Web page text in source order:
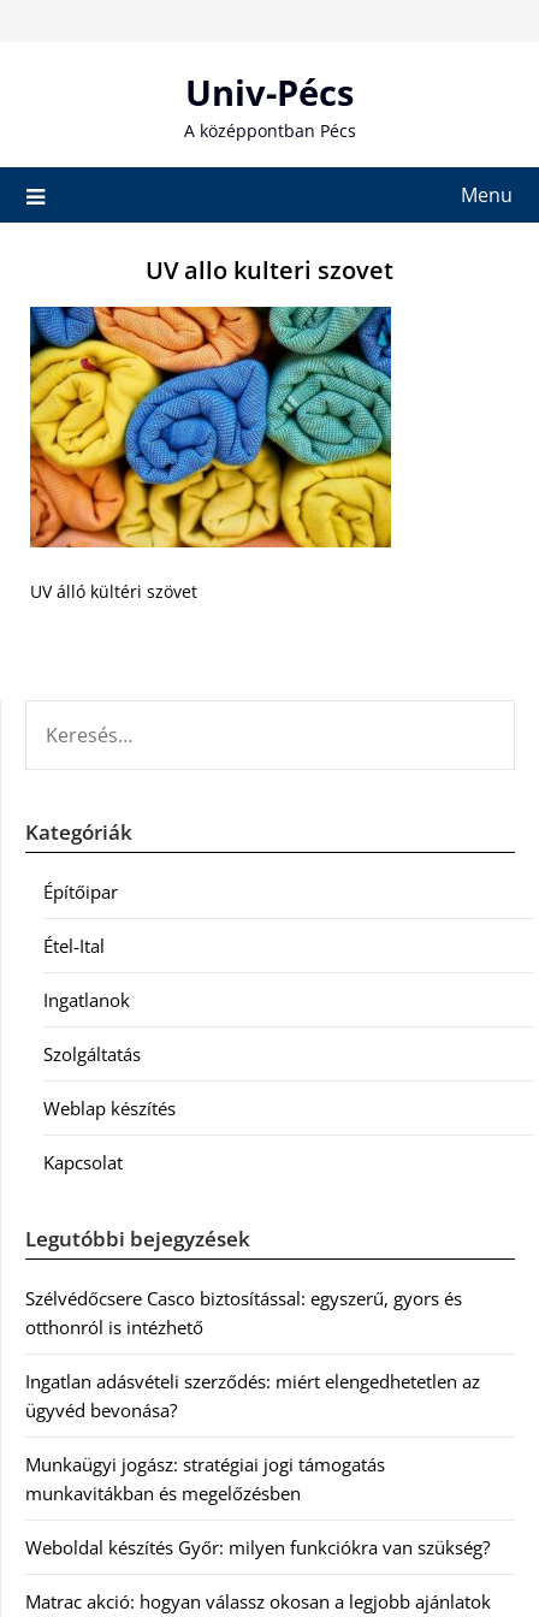
Univ-Pécs
A középpontban Pécs
Menu
UV allo kulteri szovet
UV álló kültéri szövet
Kategóriák
Építőipar
Étel-Ital
Ingatlanok
Szolgáltatás
Weblap készítés
Kapcsolat
Legutóbbi bejegyzések
Szélvédőcsere Casco biztosítással: egyszerű, gyors és
otthonról is intézhető
Ingatlan adásvételi szerződés: miért elengedhetetlen az
ügyvéd bevonása?
Munkaügyi jogász: stratégiai jogi támogatás
munkavitákban és megelőzésben
Weboldal készítés Győr: milyen funkciókra van szükség?
Matrac akció: hogyan válassz okosan a legjobb ajánlatok